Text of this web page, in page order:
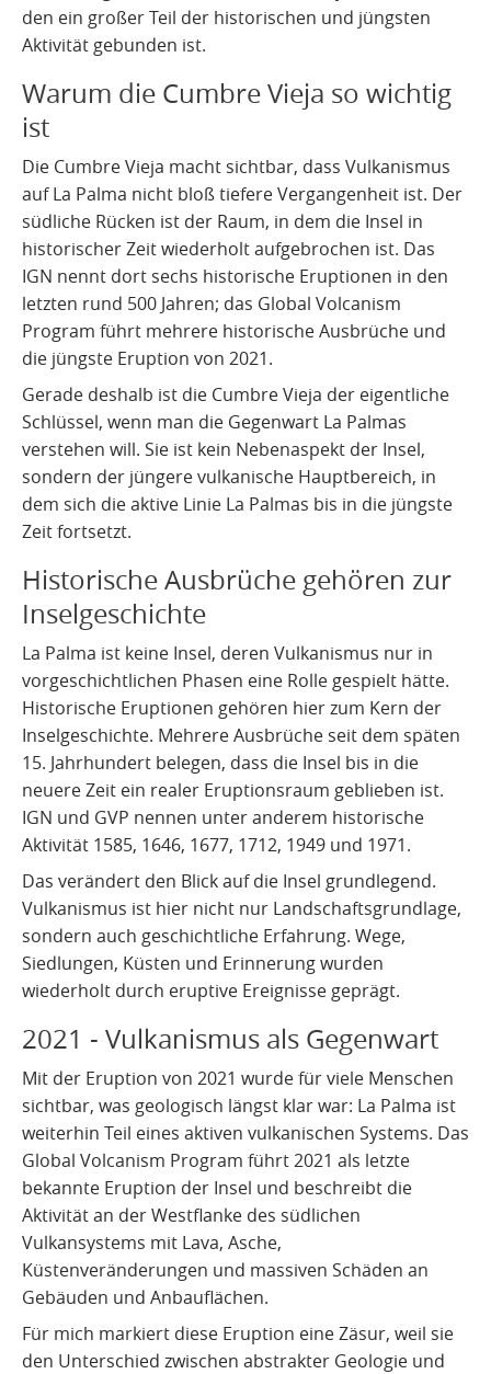
den ein großer Teil der historischen und jüngsten
Aktivität gebunden ist.
Warum die Cumbre Vieja so wichtig
ist
Die Cumbre Vieja macht sichtbar, dass Vulkanismus
auf La Palma nicht bloß tiefere Vergangenheit ist. Der
südliche Rücken ist der Raum, in dem die Insel in
historischer Zeit wiederholt aufgebrochen ist. Das
IGN nennt dort sechs historische Eruptionen in den
letzten rund 500 Jahren; das Global Volcanism
Program führt mehrere historische Ausbrüche und
die jüngste Eruption von 2021.
Gerade deshalb ist die Cumbre Vieja der eigentliche
Schlüssel, wenn man die Gegenwart La Palmas
verstehen will. Sie ist kein Nebenaspekt der Insel,
sondern der jüngere vulkanische Hauptbereich, in
dem sich die aktive Linie La Palmas bis in die jüngste
Zeit fortsetzt.
Historische Ausbrüche gehören zur
Inselgeschichte
La Palma ist keine Insel, deren Vulkanismus nur in
vorgeschichtlichen Phasen eine Rolle gespielt hätte.
Historische Eruptionen gehören hier zum Kern der
Inselgeschichte. Mehrere Ausbrüche seit dem späten
15. Jahrhundert belegen, dass die Insel bis in die
neuere Zeit ein realer Eruptionsraum geblieben ist.
IGN und GVP nennen unter anderem historische
Aktivität 1585, 1646, 1677, 1712, 1949 und 1971.
Das verändert den Blick auf die Insel grundlegend.
Vulkanismus ist hier nicht nur Landschaftsgrundlage,
sondern auch geschichtliche Erfahrung. Wege,
Siedlungen, Küsten und Erinnerung wurden
wiederholt durch eruptive Ereignisse geprägt.
2021 - Vulkanismus als Gegenwart
Mit der Eruption von 2021 wurde für viele Menschen
sichtbar, was geologisch längst klar war: La Palma ist
weiterhin Teil eines aktiven vulkanischen Systems. Das
Global Volcanism Program führt 2021 als letzte
bekannte Eruption der Insel und beschreibt die
Aktivität an der Westflanke des südlichen
Vulkansystems mit Lava, Asche,
Küstenveränderungen und massiven Schäden an
Gebäuden und Anbauflächen.
Für mich markiert diese Eruption eine Zäsur, weil sie
den Unterschied zwischen abstrakter Geologie und